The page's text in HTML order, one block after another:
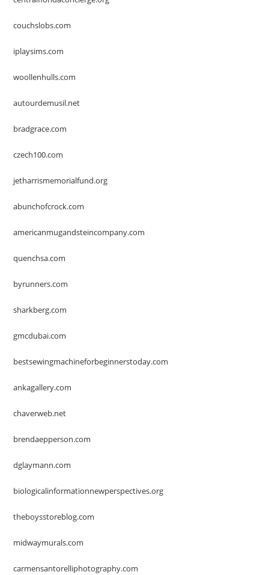
couchslobs.com
iplaysims.com
woollenhulls.com
autourdemusil.net
bradgrace.com
czech100.com
jetharrismemorialfund.org
abunchofcrock.com
americanmugandsteincompany.com
quenchsa.com
byrunners.com
sharkberg.com
gmcdubai.com
bestsewingmachineforbeginnerstoday.com
ankagallery.com
chaverweb.net
brendaepperson.com
dglaymann.com
biologicalinformationnewperspectives.org
theboysstoreblog.com
midwaymurals.com
carmensantorelliphotography.com